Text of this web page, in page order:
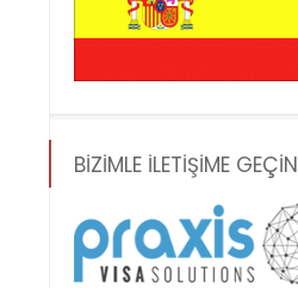
BİZİMLE İLETİŞİME GEÇİN